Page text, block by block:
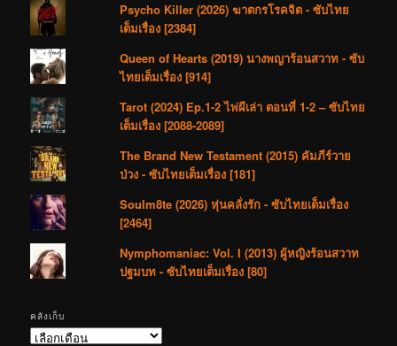
Psycho Killer (2026) ฆาตกรโรคจิต - ซับไทย
เต็มเรื่อง [2384]
Queen of Hearts (2019) นางพญาร้อนสวาท - ซับ
ไทยเต็มเรื่อง [914]
Tarot (2024) Ep.1-2 ไพ่ผีเล่า ตอนที่ 1-2 – ซับไทย
เต็มเรื่อง [2088-2089]
The Brand New Testament (2015) คัมภีร์วาย
ป่วง - ซับไทยเต็มเรื่อง [181]
Soulm8te (2026) หุ่นคลั่งรัก - ซับไทยเต็มเรื่อง
[2464]
Nymphomaniac: Vol. I (2013) ผู้หญิงร้อนสวาท
ปฐมบท - ซับไทยเต็มเรื่อง [80]
คลังเก็บ
คลัง